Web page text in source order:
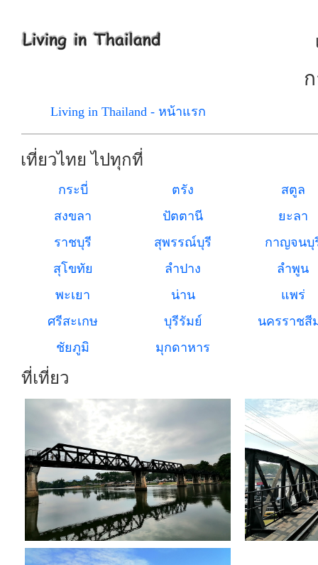
Living in Thailand - หน้าแรก
เที่ยวไทย ไปทุกที่
กระบี่ ตรัง
สตูล
สงขลา
ปัตตานี
ยะลา
ราชบุรี
สุพรรณ์บุรี
กาญจนบุ
สุโขทัย
ลำปาง
ลำพูน
พะเยา
น่าน
แพร่
ศรีสะเกษ
บุรีรัมย์
นครราชสี
ชัยภูมิ
มุกดาหาร
ที่เที่ยว